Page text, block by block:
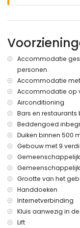
dichtstbijzijnde
van het
dichtstbijzijnde
van het
dichtstbijzijnde
van het
dichtstbijzijnde
meter van het
kilometer van
tweede
100 kilometer)
openbaar
roken is niet
huisdieren zijn
Het gebouw
een lift.
De
kinderen.
Accommodatie
personen.
Accommodatie
Accommodatie op
Airconditioning
Bars en restaurants
Beddengoed
Duiken binnen 500
Gebouw met 9
Grootte van het
Handdoeken
Internetverbinding
Kluis aanwezig in
Lift